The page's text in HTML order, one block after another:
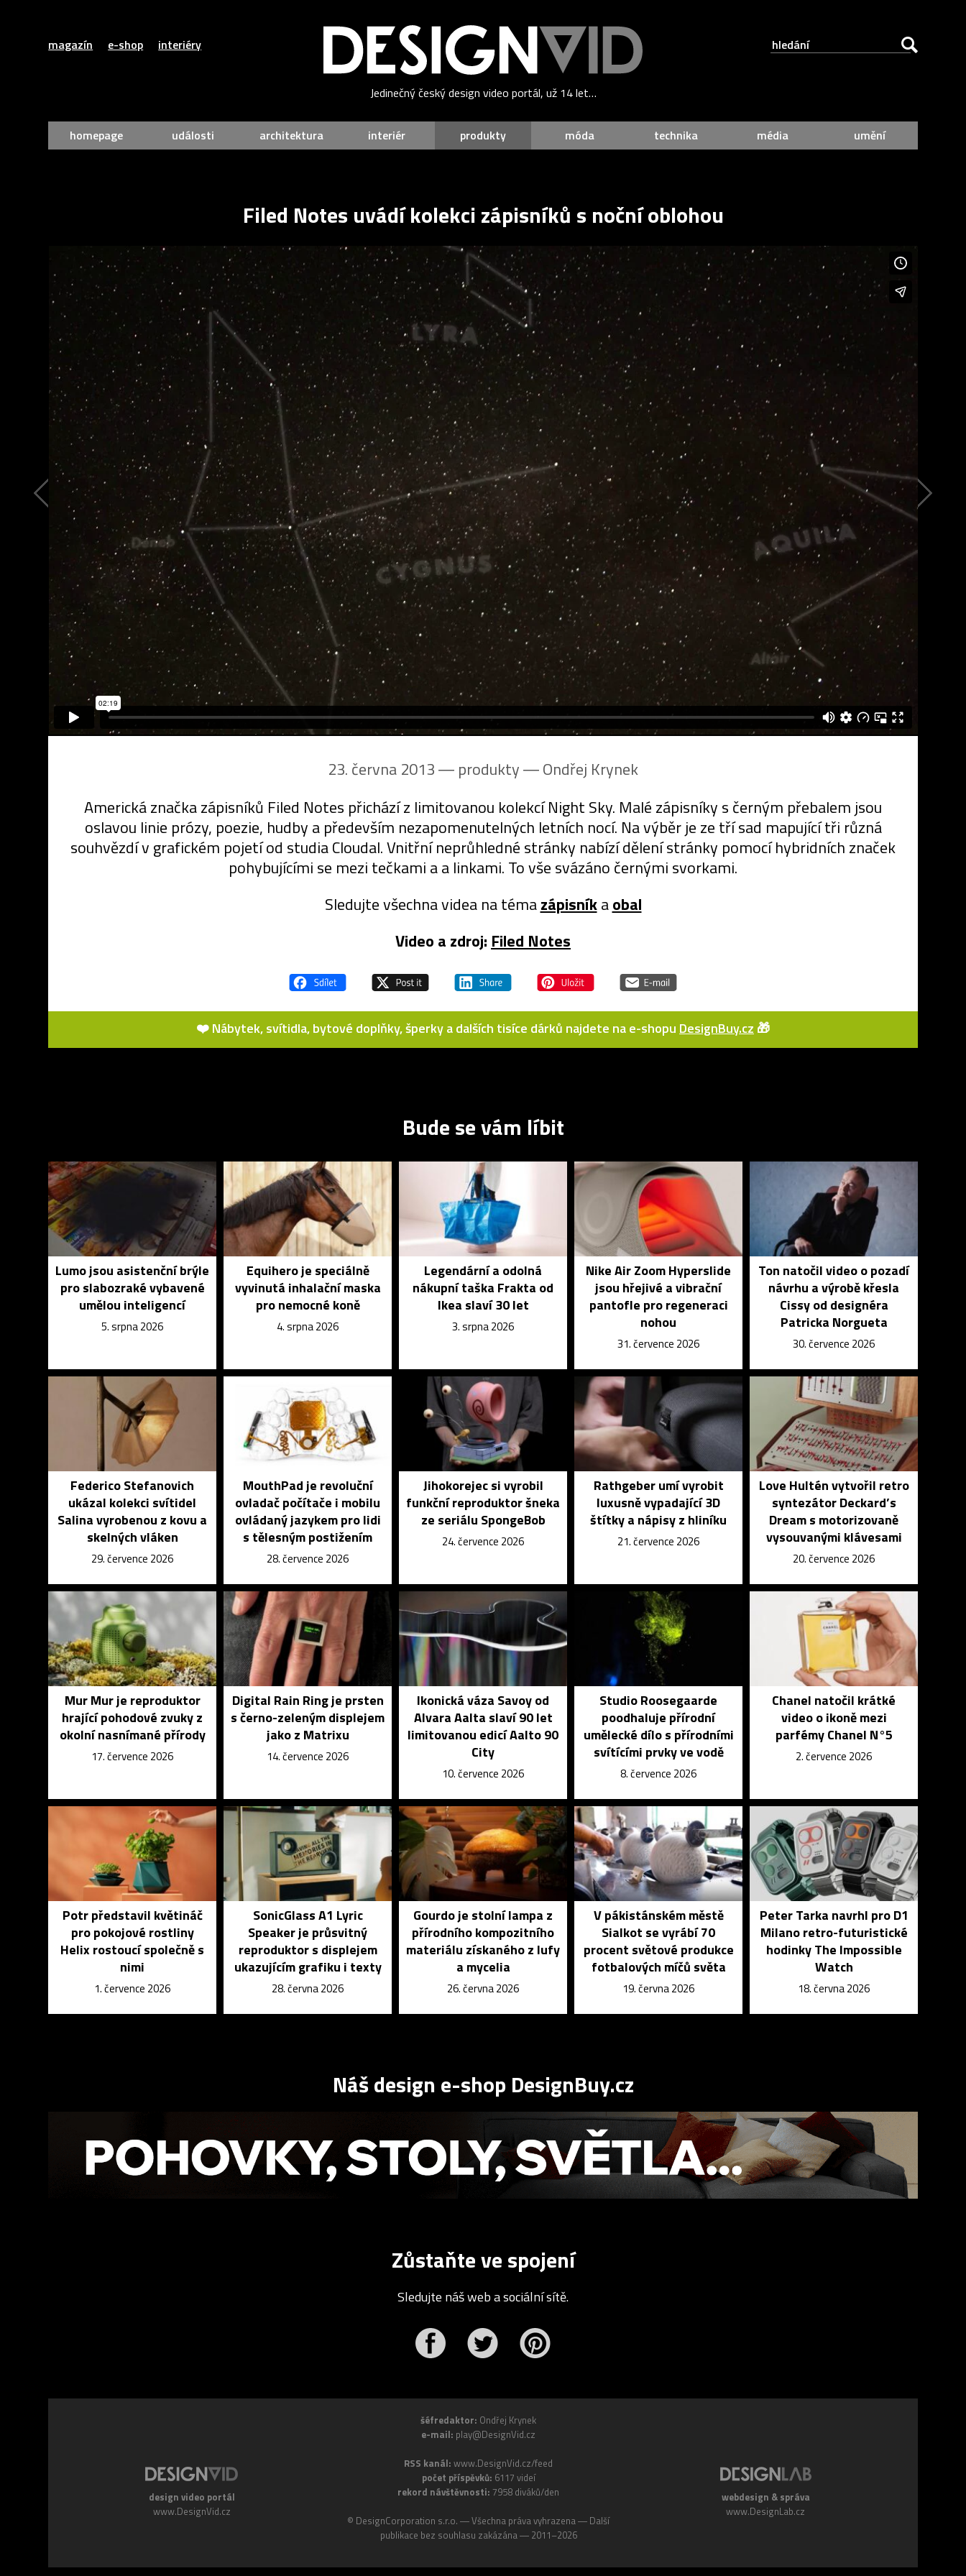
magazín e-shop interiéry
Jedinečný český design video portál, už 14 let…
homepage události architektura interiér produkty móda technika média umění
Filed Notes uvádí kolekci zápisníků s noční oblohou
23. června 2013 ― produkty ―Ondřej Krynek
Americká značka zápisníků Filed Notes přichází z limitovanou kolekcí Night Sky. Malé zápisníky s černým přebalem jsou
oslavou linie prózy, poezie, hudby a především nezapomenutelných letních nocí. Na výběr je ze tří sad mapující tři různá
souhvězdí v grafickém pojetí od studia Cloudal. Vnitřní neprůhledné stránky nabízí dělení stránky pomocí hybridních značek
pohybujícími se mezi tečkami a a linkami. To vše svázáno černými svorkami.
Sledujte všechna videa na témazápisníkaobal
Video a zdroj: Filed Notes
❤️ Nábytek, svítidla, bytové doplňky, šperky a dalších tisíce dárků najdete na e-shopu DesignBuy.cz 🎁
Bude se vám líbit
Lumo jsou asistenční brýle
pro slabozraké vybavené
umělou inteligencí
5. srpna 2026
Equihero je speciálně
vyvinutá inhalační maska
pro nemocné koně
4. srpna 2026
Legendární a odolná
nákupní taška Frakta od
Ikea slaví 30 let
3. srpna 2026
Nike Air Zoom Hyperslide
jsou hřejivé a vibrační
pantofle pro regeneraci
nohou
31. července 2026
Ton natočil video o pozadí
návrhu a výrobě křesla
Cissy od designéra
Patricka Norgueta
30. července 2026
Federico Stefanovich
ukázal kolekci svítidel
Salina vyrobenou z kovu a
skelných vláken
29. července 2026
MouthPad je revoluční
ovladač počítače i mobilu
ovládaný jazykem pro lidi
s tělesným postižením
28. července 2026
Jihokorejec si vyrobil
funkční reproduktor šneka
ze seriálu SpongeBob
24. července 2026
Rathgeber umí vyrobit
luxusně vypadající 3D
štítky a nápisy z hliníku
21. července 2026
Love Hultén vytvořil retro
syntezátor Deckard’s
Dream s motorizovaně
vysouvanými klávesami
20. července 2026
Mur Mur je reproduktor
hrající pohodové zvuky z
okolní nasnímané přírody
17. července 2026
Digital Rain Ring je prsten
s černo-zeleným displejem
jako z Matrixu
14. července 2026
Ikonická váza Savoy od
Alvara Aalta slaví 90 let
limitovanou edicí Aalto 90
City
10. července 2026
Studio Roosegaarde
poodhaluje přírodní
umělecké dílo s přírodními
svítícími prvky ve vodě
8. července 2026
Chanel natočil krátké
video o ikoně mezi
parfémy Chanel N°5
2. července 2026
Potr představil květináč
pro pokojové rostliny
Helix rostoucí společně s
nimi
1. července 2026
SonicGlass A1 Lyric
Speaker je průsvitný
reproduktor s displejem
ukazujícím grafiku i texty
28. června 2026
Gourdo je stolní lampa z
přírodního kompozitního
materiálu získaného z lufy
a mycelia
26. června 2026
V pákistánském městě
Sialkot se vyrábí 70
procent světové produkce
fotbalových míčů světa
19. června 2026
Peter Tarka navrhl pro D1
Milano retro-futuristické
hodinky The Impossible
Watch
18. června 2026
Náš design e-shop DesignBuy.cz
Zůstaňte ve spojení
Sledujte náš web a sociální sítě.
design video portál
www.DesignVid.cz
šéfredaktor: Ondřej Krynek
e-mail: play@DesignVid.cz
RSS kanál: www.DesignVid.cz/feed
počet příspěvků: 6117 videí
rekord návštěvnosti: 7958 diváků/den
© DesignCorporation s.r.o. ― Všechna práva vyhrazena ― Další
publikace bez souhlasu zakázána ― 2011–2026
webdesign & správa
www.DesignLab.cz